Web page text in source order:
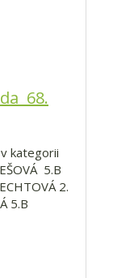
68.
kategorii
5.B
2.
5.B